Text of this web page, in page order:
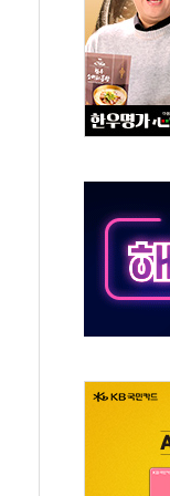
아지며 상승… STOXX